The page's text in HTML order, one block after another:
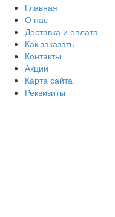
Главная
О нас
Доставка и оплата
Как заказать
Контакты
Акции
Карта сайта
Реквизиты